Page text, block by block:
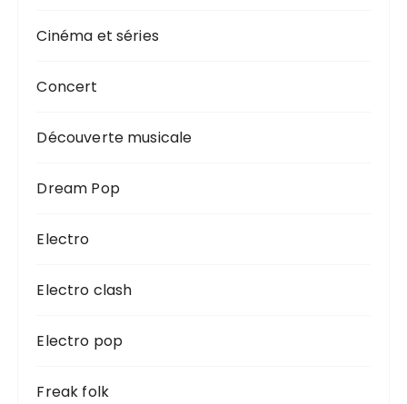
Cinéma et séries
Concert
Découverte musicale
Dream Pop
Electro
Electro clash
Electro pop
Freak folk